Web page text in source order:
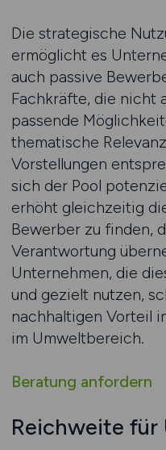
Die strategische
ermöglicht es
auch passive
Fachkräfte, die nicht
passende
thematische
Vorstellungen
sich der Pool
erhöht gleichzeitig
Bewerber zu finden,
Verantwortung
Unternehmen, die
und gezielt nutzen,
nachhaltigen Vorteil
im Umweltbereich.
Beratung anfordern
Reichweite